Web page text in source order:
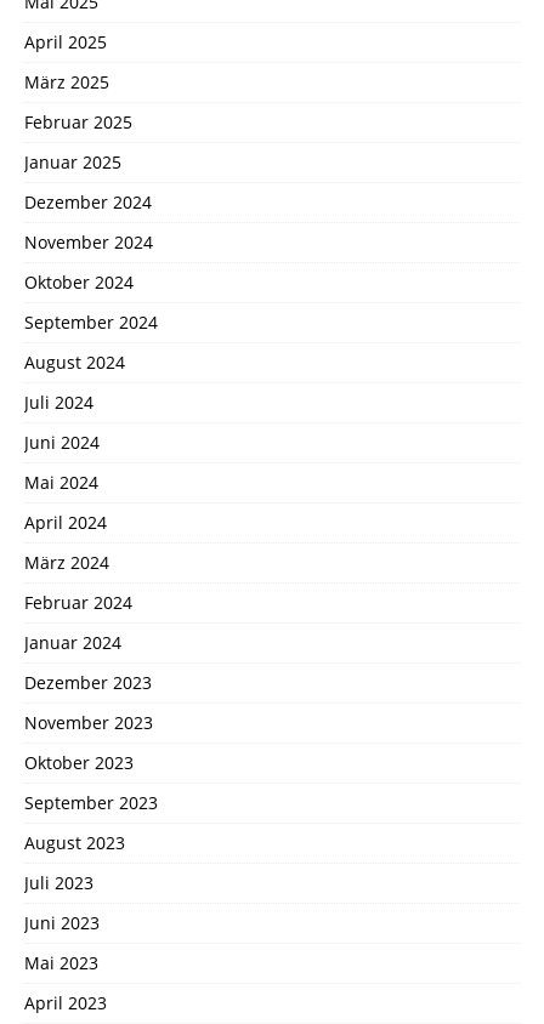
April 2025
März 2025
Februar 2025
Januar 2025
Dezember 2024
November 2024
Oktober 2024
September 2024
August 2024
Juli 2024
Juni 2024
Mai 2024
April 2024
März 2024
Februar 2024
Januar 2024
Dezember 2023
November 2023
Oktober 2023
September 2023
August 2023
Juli 2023
Juni 2023
Mai 2023
April 2023